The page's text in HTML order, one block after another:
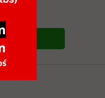
ซื้อสินค้า